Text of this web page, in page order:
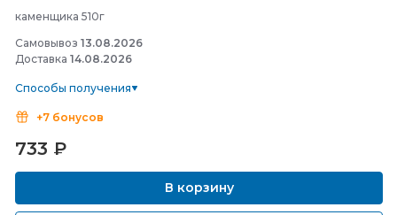
каменщика 510г
Самовывоз 13.08.2026
Доставка 14.08.2026
Способы получения
+7 бонусов
733 ₽
В корзину